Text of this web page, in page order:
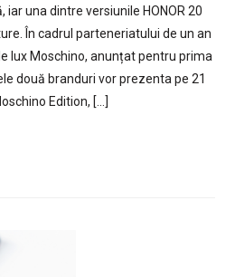
una dintre versiunile HONOR 20
În cadrul parteneriatului de un an
lux Moschino, anunțat pentru prima
două branduri vor prezenta pe 21
Edition, […]